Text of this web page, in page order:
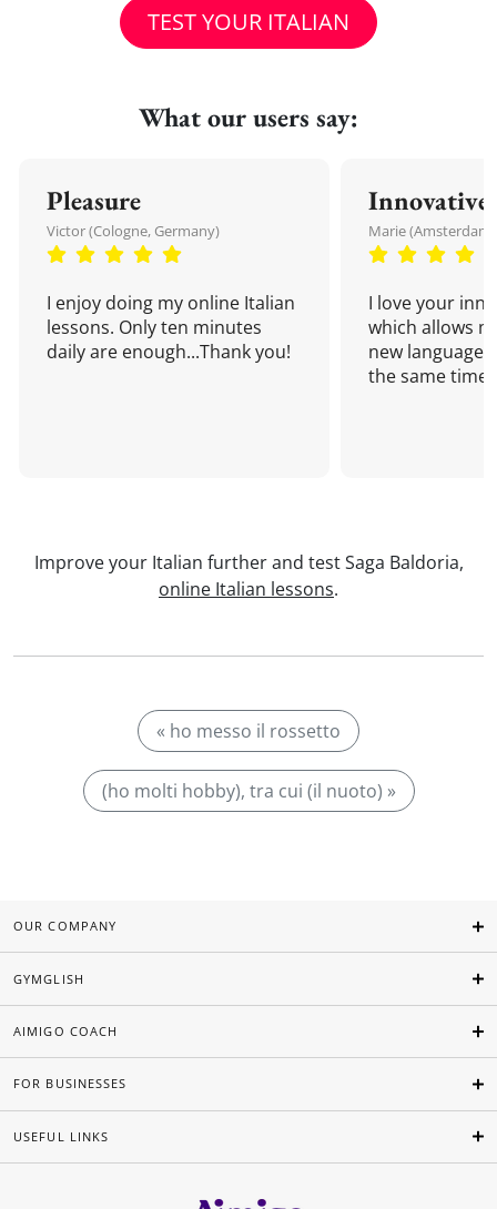
TEST YOUR ITALIAN
What our users say:
Pleasure
Victor (Cologne, Germany)
I enjoy doing my online Italian
lessons. Only ten minutes
daily are enough...Thank you!
Innovative
Marie
I love your
which allows
new language
the same time!
Improve your Italian further and test Saga Baldoria,
online Italian lessons.
« ho messo il rossetto
(ho molti hobby), tra cui (il nuoto) »
OUR COMPANY
GYMGLISH
AIMIGO COACH
FOR BUSINESSES
USEFUL LINKS